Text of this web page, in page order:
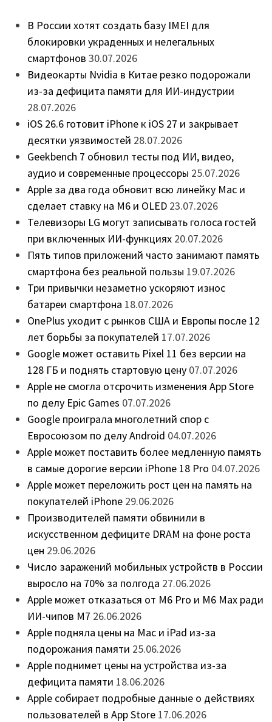
В России хотят создать базу IMEI для
блокировки украденных и нелегальных
смартфонов 30.07.2026
Видеокарты Nvidia в Китае резко подорожали
из-за дефицита памяти для ИИ-индустрии
28.07.2026
iOS 26.6 готовит iPhone к iOS 27 и закрывает
десятки уязвимостей 28.07.2026
Geekbench 7 обновил тесты под ИИ, видео,
аудио и современные процессоры 25.07.2026
Apple за два года обновит всю линейку Mac и
сделает ставку на M6 и OLED 23.07.2026
Телевизоры LG могут записывать голоса гостей
при включенных ИИ-функциях 20.07.2026
Пять типов приложений часто занимают память
смартфона без реальной пользы 19.07.2026
Три привычки незаметно ускоряют износ
батареи смартфона 18.07.2026
OnePlus уходит с рынков США и Европы после 12
лет борьбы за покупателей 17.07.2026
Google может оставить Pixel 11 без версии на
128 ГБ и поднять стартовую цену 07.07.2026
Apple не смогла отсрочить изменения App Store
по делу Epic Games 07.07.2026
Google проиграла многолетний спор с
Евросоюзом по делу Android 04.07.2026
Apple может поставить более медленную память
в самые дорогие версии iPhone 18 Pro 04.07.2026
Apple может переложить рост цен на память на
покупателей iPhone 29.06.2026
Производителей памяти обвинили в
искусственном дефиците DRAM на фоне роста
цен 29.06.2026
Число заражений мобильных устройств в России
выросло на 70% за полгода 27.06.2026
Apple может отказаться от M6 Pro и M6 Max ради
ИИ-чипов M7 26.06.2026
Apple подняла цены на Mac и iPad из-за
подорожания памяти 25.06.2026
Apple поднимет цены на устройства из-за
дефицита памяти 18.06.2026
Apple собирает подробные данные о действиях
пользователей в App Store 17.06.2026